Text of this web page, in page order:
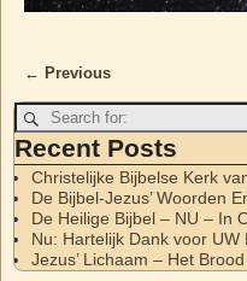
← Previous
Recent Posts
Christelijke Bijbelse Kerk
De Bijbel-Jezus’ Woorden
De Heilige Bijbel – NU – In
Nu: Hartelijk Dank voor UW
Jezus’ Lichaam – Het